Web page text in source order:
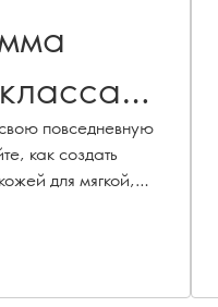
повседневную
как создать
для мягкой,